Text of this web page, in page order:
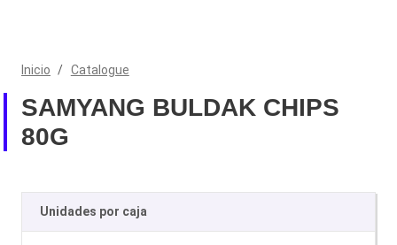
Inicio / Catalogue
SAMYANG BULDAK CHIPS
80G
Unidades por caja